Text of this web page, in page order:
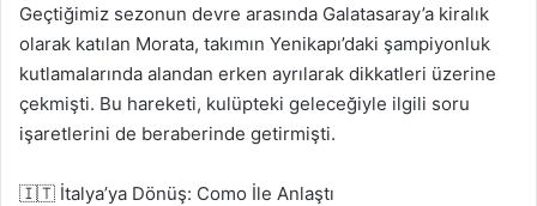
Geçtiğimiz sezonun devre arasında Galatasaray’a kiralık
olarak katılan Morata, takımın Yenikapı’daki şampiyonluk
kutlamalarında alandan erken ayrılarak dikkatleri üzerine
çekmişti. Bu hareketi, kulüpteki geleceğiyle ilgili soru
işaretlerini de beraberinde getirmişti.
🇮🇹 İtalya’ya Dönüş: Como İle Anlaştı